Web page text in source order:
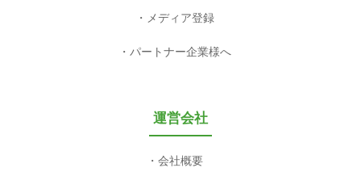
メディア登録
パートナー企業様へ
運営会社
会社概要